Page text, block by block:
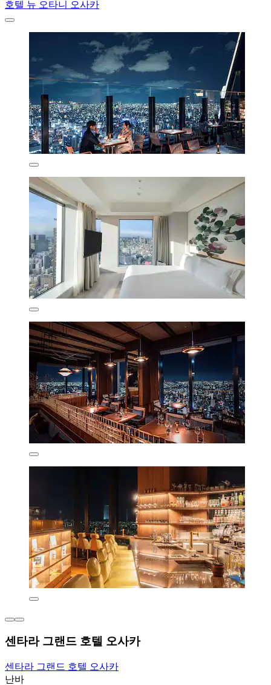
호텔 뉴 오타니 오사카
센타라 그랜드 호텔 오사카
센타라 그랜드 호텔 오사카
난바